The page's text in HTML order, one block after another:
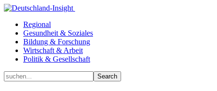
Regional
Gesundheit & Soziales
Bildung & Forschung
Wirtschaft & Arbeit
Politik & Gesellschaft